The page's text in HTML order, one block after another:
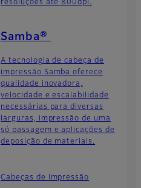
resoluções até 800dpi.
Samba®
A tecnologia de cabeça de
impressão Samba oferece
qualidade inovadora,
velocidade e escalabilidade
necessárias para diversas
larguras, impressão de uma
só passagem e aplicações de
deposição de materiais.
Cabeças de Impressão